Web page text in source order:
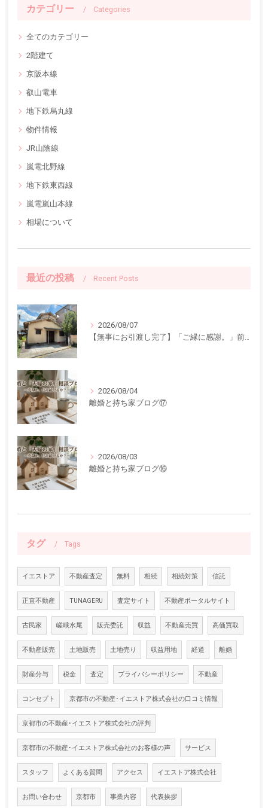
カテゴリー Categories
全てのカテゴリー
2階建て
京阪本線
叡山電車
地下鉄烏丸線
物件情報
JR山陰線
嵐電北野線
地下鉄東西線
嵐電嵐山本線
相場について
最近の投稿 Recent Posts
2026/08/07
【無事にお引渡し完了】「ご縁に感謝。」前回ご紹介した中古一戸建てのお引渡しが終了しました
2026/08/04
離婚と持ち家ブログ⑰
2026/08/03
離婚と持ち家ブログ⑯
タグ Tags
イエストア 不動産査定 無料 相続 相続対策 信託
正直不動産 TUNAGERU 査定サイト 不動産ポータルサイト
古民家 嵯峨水尾 販売委託 収益 不動産売買 高価買取
不動産販売 土地販売 土地売り 収益用地 経道 離婚
財産分与 税金 査定 プライバシーポリシー 不動産
コンセプト 京都市の不動産･イエストア株式会社の口コミ情報
京都市の不動産･イエストア株式会社の評判
京都市の不動産･イエストア株式会社のお客様の声 サービス
スタッフ よくある質問 アクセス イエストア株式会社
お問い合わせ 京都市 事業内容 代表挨拶